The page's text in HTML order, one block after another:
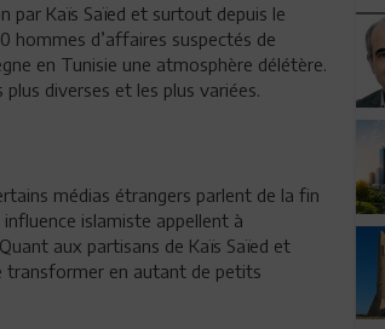
Kaïs Saïed et surtout depuis le
hommes d’affaires suspectés de
en Tunisie une atmosphère délétère.
diverses et les plus variées.
médias étrangers parlent de la fin
islamiste appellent à
aux partisans de Kaïs Saïed et
transformer en autant de petits